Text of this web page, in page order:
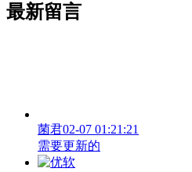
最新留言
菌君02-07 01:21:21
需要更新的